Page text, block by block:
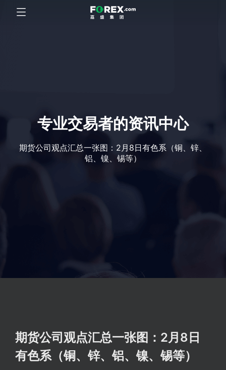
专业交易者的资讯中心
期货公司观点汇总一张图：2月8日有色系（铜、锌、
铝、镍、锡等）
期货公司观点汇总一张图：2月8日
有色系（铜、锌、铝、镍、锡等）